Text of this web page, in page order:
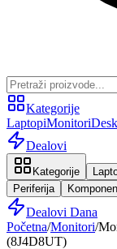
Kategorije
LaptopiMonitori
Dealovi
Kategorije
Periferija
Dealovi Dana
Početna/Monitori/
(8J4D8UT)